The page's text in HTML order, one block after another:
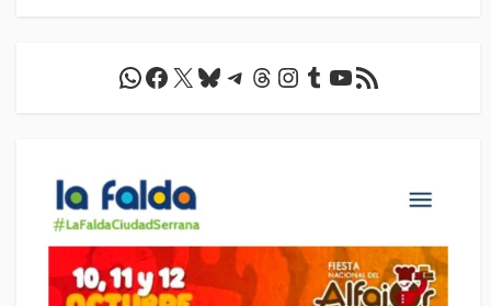
WhatsApp
Facebook
X Bluesky
Telegram
Threads
Instagram
Tumblr
YouTube
Feed RSS